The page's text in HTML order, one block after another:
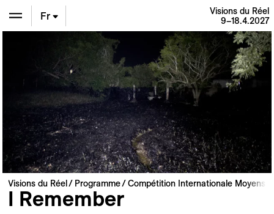
De
Fr
Visions du Réel
9–18.4.2027
Visions du Réel Programme Compétition Internationale Moyens
I Remember